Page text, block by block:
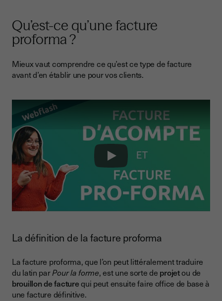
Quand utiliser une facture proforma ?
Comment en établir une ?
Modèle de facture proforma
Ce qu’il faut retenir sur la facture proforma
Qu’est-ce qu’une facture
proforma ?
Mieux vaut comprendre ce qu’est ce type de facture
avant d’en établir une pour vos clients.
Play
La définition de la facture proforma
La facture proforma, que l’on peut littéralement traduire
du latin parPour la forme, est une sorte de projetou de
brouillon de facturequi peut ensuite faire office de base à
une facture définitive.